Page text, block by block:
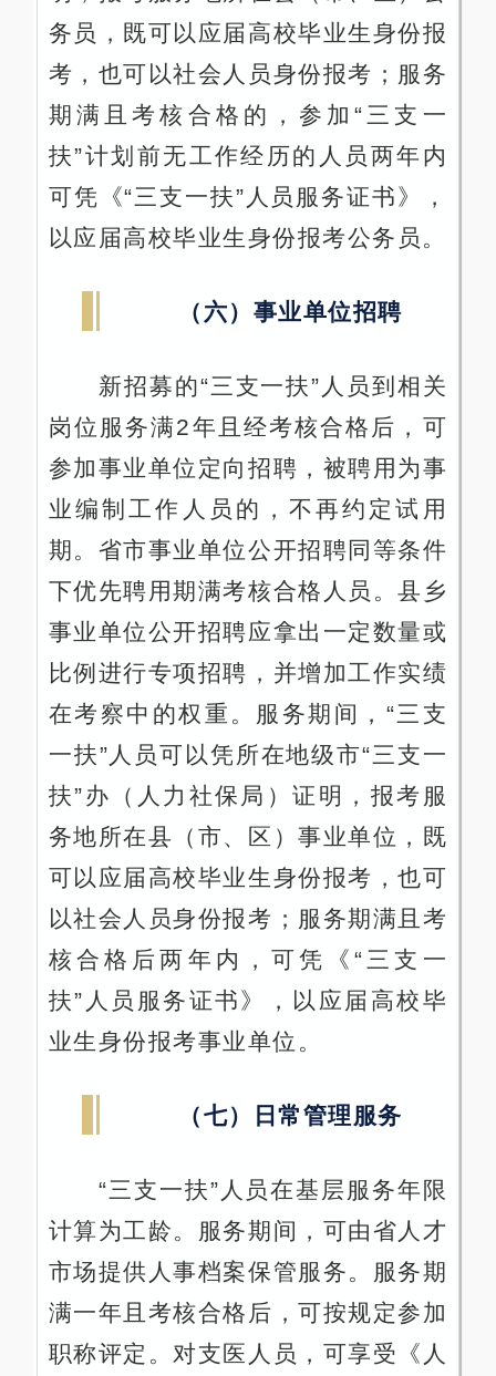
务员，既可以应届高校毕业生身份报
考，也可以社会人员身份报考；服务
期满且考核合格的，参加“三支一
扶”计划前无工作经历的人员两年内
可凭《“三支一扶”人员服务证书》，
以应届高校毕业生身份报考公务员。
（六）事业单位招聘
新招募的“三支一扶”人员到相关
岗位服务满2年且经考核合格后，可
参加事业单位定向招聘，被聘用为事
业编制工作人员的，不再约定试用
期。省市事业单位公开招聘同等条件
下优先聘用期满考核合格人员。县乡
事业单位公开招聘应拿出一定数量或
比例进行专项招聘，并增加工作实绩
在考察中的权重。服务期间，“三支
一扶”人员可以凭所在地级市“三支一
扶”办（人力社保局）证明，报考服
务地所在县（市、区）事业单位，既
可以应届高校毕业生身份报考，也可
以社会人员身份报考；服务期满且考
核合格后两年内，可凭《“三支一
扶”人员服务证书》，以应届高校毕
业生身份报考事业单位。
（七）日常管理服务
“三支一扶”人员在基层服务年限
计算为工龄。服务期间，可由省人才
市场提供人事档案保管服务。服务期
满一年且考核合格后，可按规定参加
职称评定。对支医人员，可享受《人